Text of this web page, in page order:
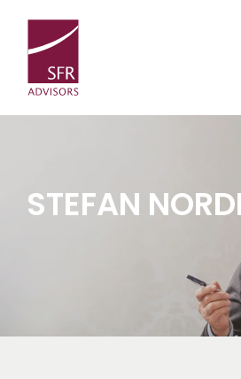
STEFAN